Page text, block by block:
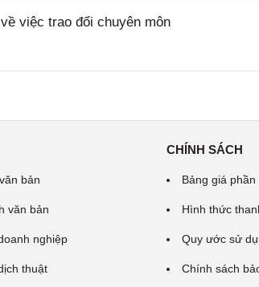
việc trao đổi chuyên môn
bản
văn bản
nghiệp
thuật
CHÍNH SÁCH
Bảng giá phần
Hình thức
Quy ước sử
Chính sách